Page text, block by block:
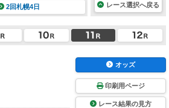
2回札幌4日 レース選択へ戻る
オッズ
印刷用ページ
レース結果の見方